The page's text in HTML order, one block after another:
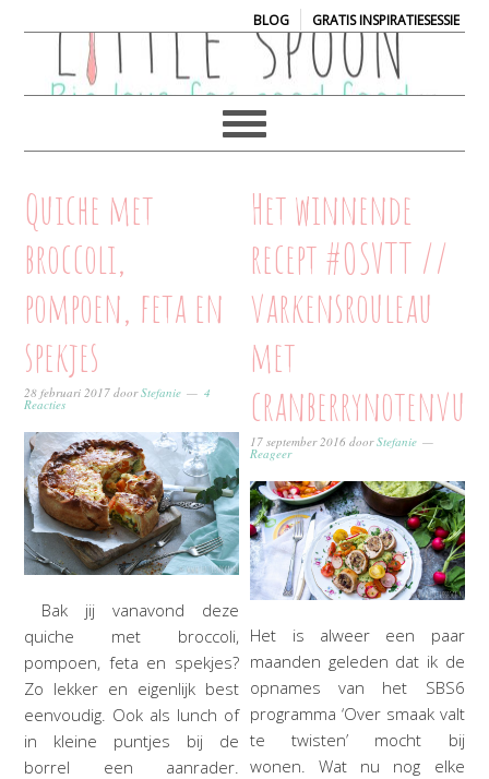
BLOG| GRATIS INSPIRATIESESSIE
Quiche met
broccoli,
pompoen, feta en
spekjes
28 februari 2017 doorStefanie 4
Reacties
Bak jij vanavond deze
quiche met broccoli,
pompoen, feta en spekjes?
Zo lekker en eigenlijk best
eenvoudig. Ook als lunch of
in kleine puntjes bij de
borrel een aanrader.
Het winnende
recept #OSVTT //
varkensrouleau
met
17 september 2016 doorStefanie
Reageer
Het is alweer een paar
maanden geleden dat ik de
opnames van het SBS6
programma ‘Over smaak valt
te twisten’ mocht bij
wonen. Wat nu nog elke